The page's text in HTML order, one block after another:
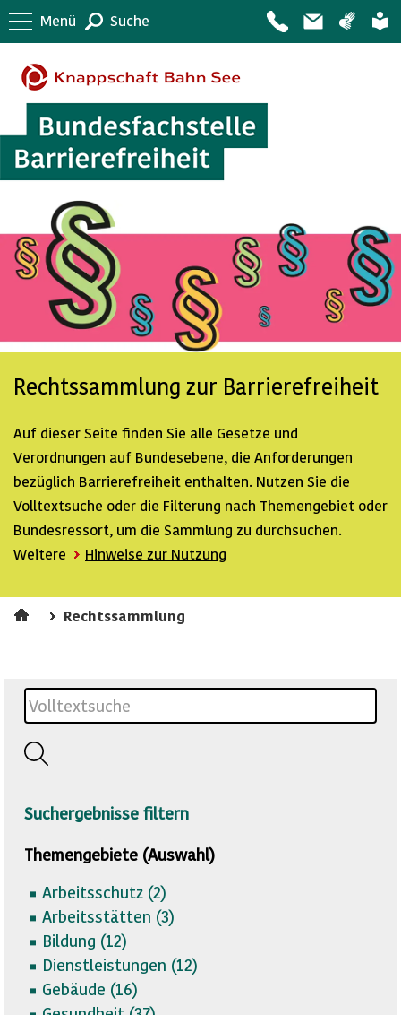
Menü Suche
Rechtssammlung zur Barrierefreiheit
Auf dieser Seite finden Sie alle Gesetze und
Verordnungen auf Bundesebene, die Anforderungen
bezüglich Barrierefreiheit enthalten. Nutzen Sie die
Volltextsuche oder die Filterung nach Themengebiet oder
Bundesressort, um die Sammlung zu durchsuchen.
Weitere
Hinweise zur Nutzung
Rechtssammlung
Suchergebnisse filtern
Themengebiete (Auswahl)
Arbeitsschutz (2)
Arbeitsstätten (3)
Bildung (12)
Dienstleistungen (12)
Gebäude (16)